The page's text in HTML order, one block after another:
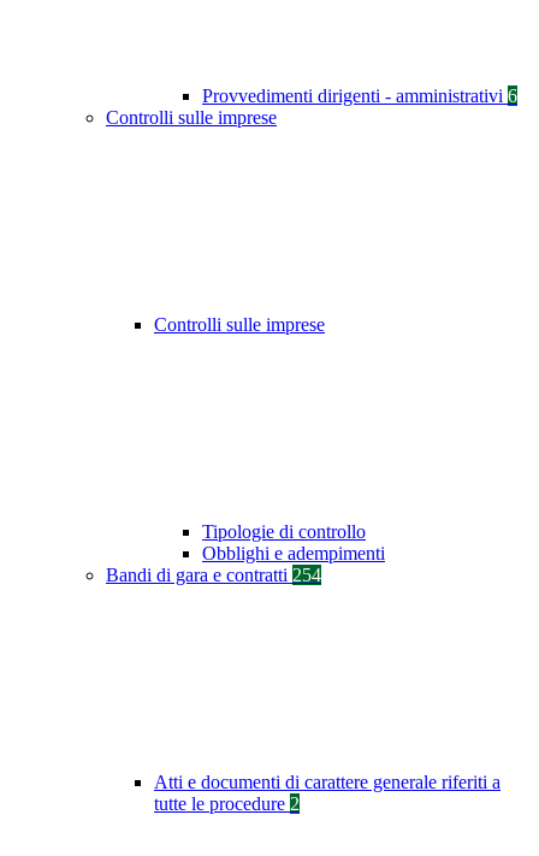
Provvedimenti dirigenti - amministrativi 6
Controlli sulle imprese
Controlli sulle imprese
Tipologie di controllo
Obblighi e adempimenti
Bandi di gara e contratti 254
Atti e documenti di carattere generale riferiti a
tutte le procedure 2